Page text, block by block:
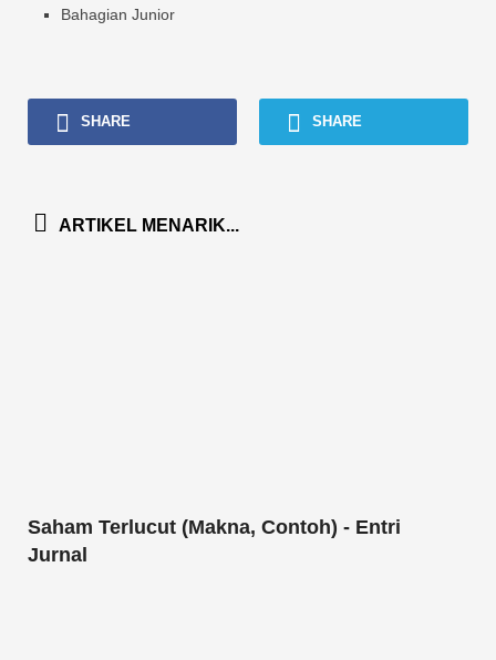
Bahagian Junior
SHARE SHARE
ARTIKEL MENARIK...
Saham Terlucut (Makna, Contoh) - Entri
Jurnal